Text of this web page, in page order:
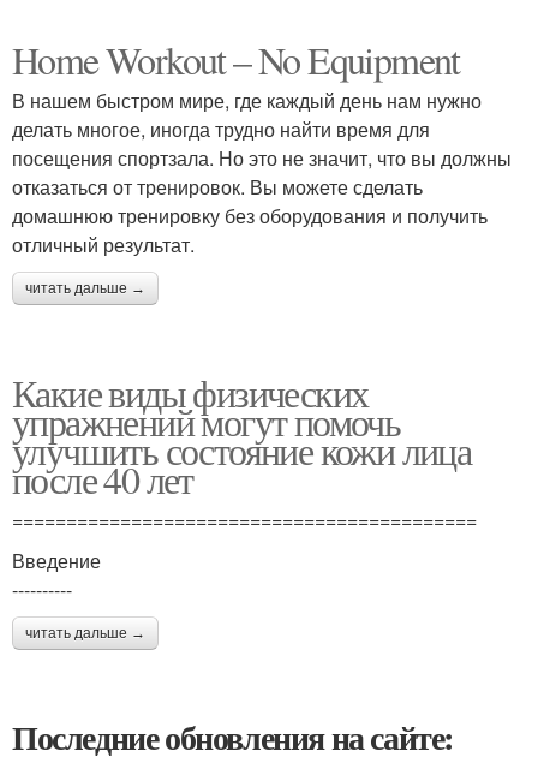
Home Workout – No Equipment
В нашем быстром мире, где каждый день нам нужно
делать многое, иногда трудно найти время для
посещения спортзала. Но это не значит, что вы должны
отказаться от тренировок. Вы можете сделать
домашнюю тренировку без оборудования и получить
отличный результат.
читать дальше →
Какие виды физических
упражнений могут помочь
улучшить состояние кожи лица
после 40 лет
===========================================
Введение
----------
читать дальше →
Последние обновления на сайте: